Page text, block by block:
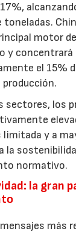
toneladas.
motor
y concentrará
el 15%
producción.
sectores, los
y a
la
normativo.
la gran
más